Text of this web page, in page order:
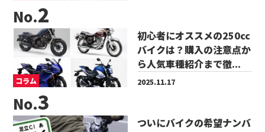
No.
コラム
初心者にオススメの250cc
バイクは？購入の注意点か
ら人気車種紹介まで徹...
2025.11.17
No.
ついにバイクの希望ナンバ